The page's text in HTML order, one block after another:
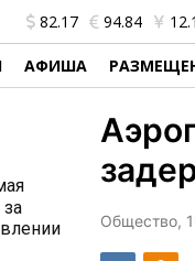
82.17 94.84
АФИША
Общество,